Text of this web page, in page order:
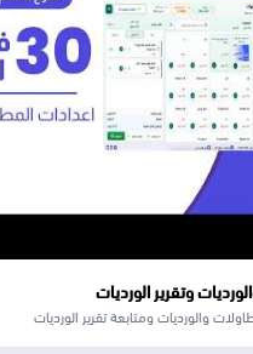
وتقرير الورديات
والورديات ومتابعة تقرير الورديات